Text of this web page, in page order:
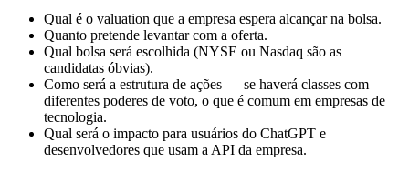
Qual é o valuation que a empresa espera alcançar na bolsa.
Quanto pretende levantar com a oferta.
Qual bolsa será escolhida (NYSE ou Nasdaq são as
candidatas óbvias).
Como será a estrutura de ações — se haverá classes com
diferentes poderes de voto, o que é comum em empresas de
tecnologia.
Qual será o impacto para usuários do ChatGPT e
desenvolvedores que usam a API da empresa.